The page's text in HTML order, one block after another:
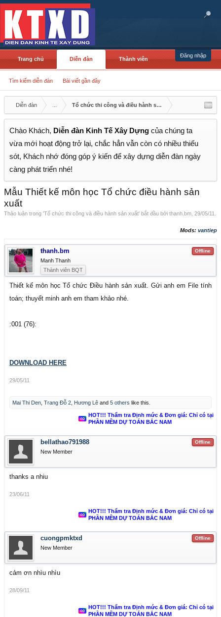
Đăng nhập
Trang chủ Diễn đàn
Tìm kiếm diễn đàn Bài viết gần đây
Thành viên
Diễn đàn Tổ chức thi công và điều hành sản xuất
Chào Khách, Diễn đàn Kinh Tế Xây Dựng của chúng ta
vừa mới hoạt động trở lại, chắc hẳn vẫn còn có nhiều thiếu
sót, Khách nhớ đóng góp ý kiến để xây dựng diễn đàn ngày
càng phát triển nhé!
Mẫu Thiết kế môn học Tổ chức điều hành sản
xuất
Thảo luận trong 'Tổ chức thi công và điều hành sản xuất' bắt đầu bởi thanh.bm 29/05/11
Mods: vantiep
Offline
thanh.bm
Manh Thanh
Thành viên BQT
Thiết kế môn học Tổ chức Điều hành sản xuất. Gửi anh em File tính
toán; thuyết minh anh em tham khảo nhé.
:001 (76):
DOWNLOAD HERE
29/05/11
Mai Thi Den Trang Đỗ 2 Hương Lê and 5 others like this.
HOT!!! Thẩm tra Định mức & Đơn giá: Chỉ có tại
PHẦN MỀM DỰ TOÁN BẮC NAM
Offline
bellathao791988
New Member
thanks a nhiu
23/06/11
HOT!!! Thẩm tra Định mức & Đơn giá: Chỉ có tại
PHẦN MỀM DỰ TOÁN BẮC NAM
Offline
cuongpmktxd
New Member
cảm ơn nhìu nhìu
28/09/11
HOT!!! Thẩm tra Định mức & Đơn giá: Chỉ có tại
PHẦN MỀM DỰ TOÁN BẮC NAM